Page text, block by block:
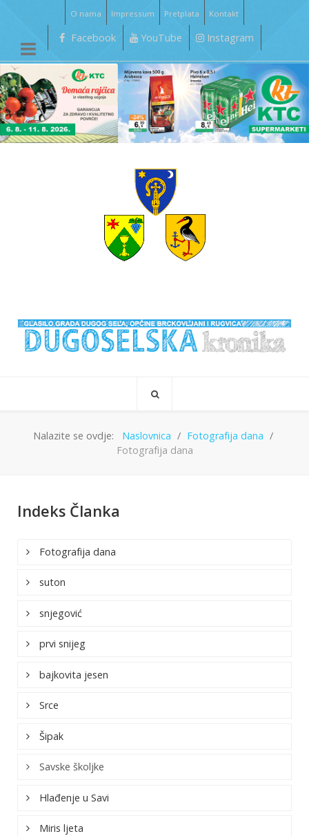
O nama Impressum Pretplata Kontakt
Facebook YouTube Instagram
Nalazite se ovdje: Naslovnica
Fotografija dana
Fotografija dana
Indeks Članka
Fotografija dana
suton
snjegović
prvi snijeg
bajkovita jesen
Srce
Šipak
Savske školjke
Hlađenje u Savi
Miris ljeta